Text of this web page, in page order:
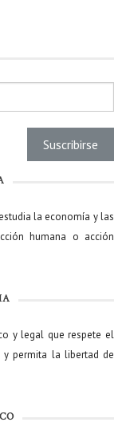
la economía y las
humana o acción
y legal que respete el
y permita la libertad de